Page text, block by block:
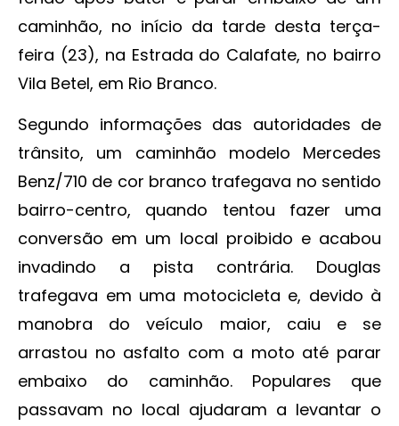
caminhão, no início da tarde desta terça-
feira (23), na Estrada do Calafate, no bairro
Vila Betel, em Rio Branco.
Segundo informações das autoridades de
trânsito, um caminhão modelo Mercedes
Benz/710 de cor branco trafegava no sentido
bairro-centro, quando tentou fazer uma
conversão em um local proibido e acabou
invadindo a pista contrária. Douglas
trafegava em uma motocicleta e, devido à
manobra do veículo maior, caiu e se
arrastou no asfalto com a moto até parar
embaixo do caminhão. Populares que
passavam no local ajudaram a levantar o